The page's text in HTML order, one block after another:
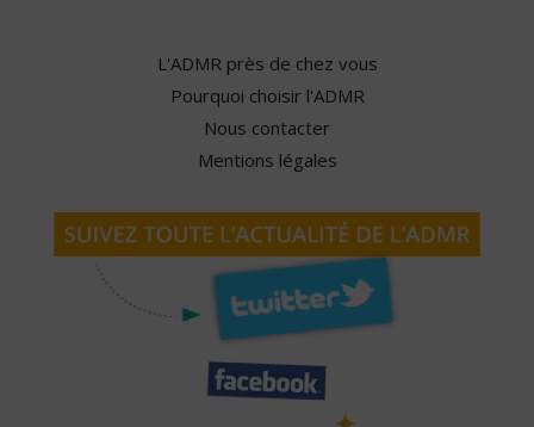
L'ADMR près de chez vous
Pourquoi choisir l'ADMR
Nous contacter
Mentions légales